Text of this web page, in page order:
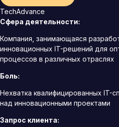
TechAdvance
Сфера деятельности:
Компания, занимающаяся
инновационных IT-решений для
процессов в различных отраслях
Боль:
Нехватка квалифицированных IT-
над инновационными проектами
Запрос клиента: